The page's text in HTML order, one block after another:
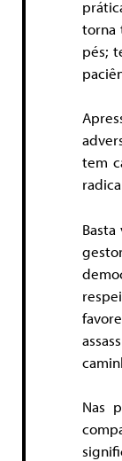
torna
pés;
tem
Nas